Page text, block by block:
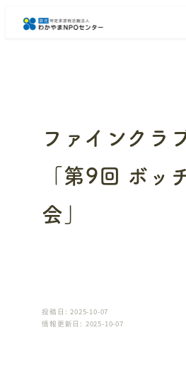
ファインクラ
「第9回 ボッ
会」
投稿日: 2025-10-07
情報更新日: 2025-10-07